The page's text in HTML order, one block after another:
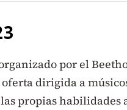
por el
dirigida a
propias habilidades